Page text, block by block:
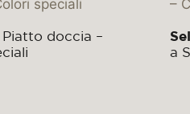
Piatto doccia –
a